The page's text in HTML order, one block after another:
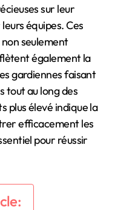
sur leur
équipes. Ces
seulement
également la
gardiennes faisant
tout au long des
plus élevé indique la
efficacement les
pour réussir